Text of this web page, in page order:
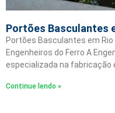
Portões Basculantes
Portões Basculantes em Rio
Engenheiros do Ferro A
especializada na fabricação
Continue lendo »